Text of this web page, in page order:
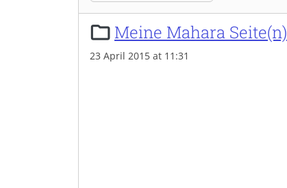
Meine Mahara Seite(n)
23 April 2015 at 11:31